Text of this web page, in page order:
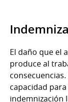
El daño que el
produce al
capacidad
indemnización